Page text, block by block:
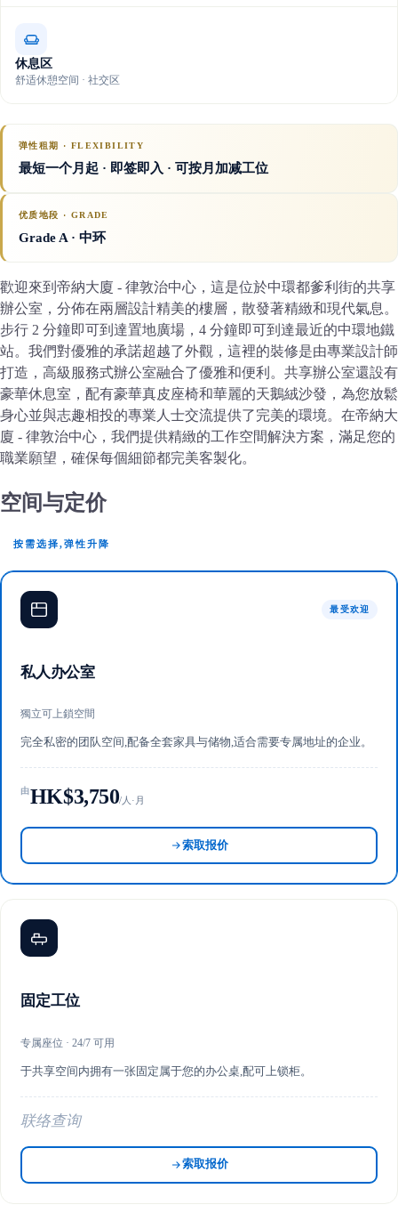
休息区
舒适休憩空间 · 社交区
弹性租期 · FLEXIBILITY
最短一个月起 · 即签即入 · 可按月加减工位
优质地段 · GRADE
Grade A· 中环
歡迎來到帝納大廈 - 律敦治中心，這是位於中環都爹利街的共享
辦公室，分佈在兩層設計精美的樓層，散發著精緻和現代氣息。
步行 2 分鐘即可到達置地廣場，4 分鐘即可到達最近的中環地鐵
站。我們對優雅的承諾超越了外觀，這裡的裝修是由專業設計師
打造，高級服務式辦公室融合了優雅和便利。共享辦公室還設有
豪華休息室，配有豪華真皮座椅和華麗的天鵝絨沙發，為您放鬆
身心並與志趣相投的專業人士交流提供了完美的環境。在帝納大
廈 - 律敦治中心，我們提供精緻的工作空間解決方案，滿足您的
職業願望，確保每個細節都完美客製化。
空间与定价
按需选择,弹性升降
最受欢迎
私人办公室
獨立可上鎖空間
完全私密的团队空间,配备全套家具与储物,适合需要专属地址的企业。
由HK$3,750/人·月
索取报价
固定工位
专属座位 · 24/7 可用
于共享空间内拥有一张固定属于您的办公桌,配可上锁柜。
联络查询
索取报价